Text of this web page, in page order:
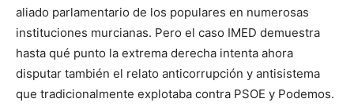
aliado parlamentario de los populares en numerosas
instituciones murcianas. Pero el caso IMED demuestra
hasta qué punto la extrema derecha intenta ahora
disputar también el relato anticorrupción y antisistema
que tradicionalmente explotaba contra PSOE y Podemos.